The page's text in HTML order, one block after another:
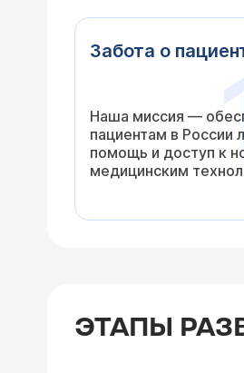
Забота о
Наша миссия —
пациентам в
помощь и доступ к
медицинским
ЭТАПЫ